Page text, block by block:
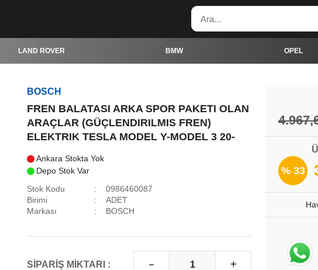
LAND ROVER BMW OPEL
BOSCH
FREN BALATASI ARKA SPOR PAKETI OLAN
ARAÇLAR (GÜÇLENDIRILMIS FREN)
ELEKTRIK TESLA MODEL Y-MODEL 3 20-
Ankara Stokta Yok
Depo Stok Var
Stok Kodu
0986460087
Birimi
ADET
Markası
BOSCH
SİPARİŞ MİKTARI :
% 33